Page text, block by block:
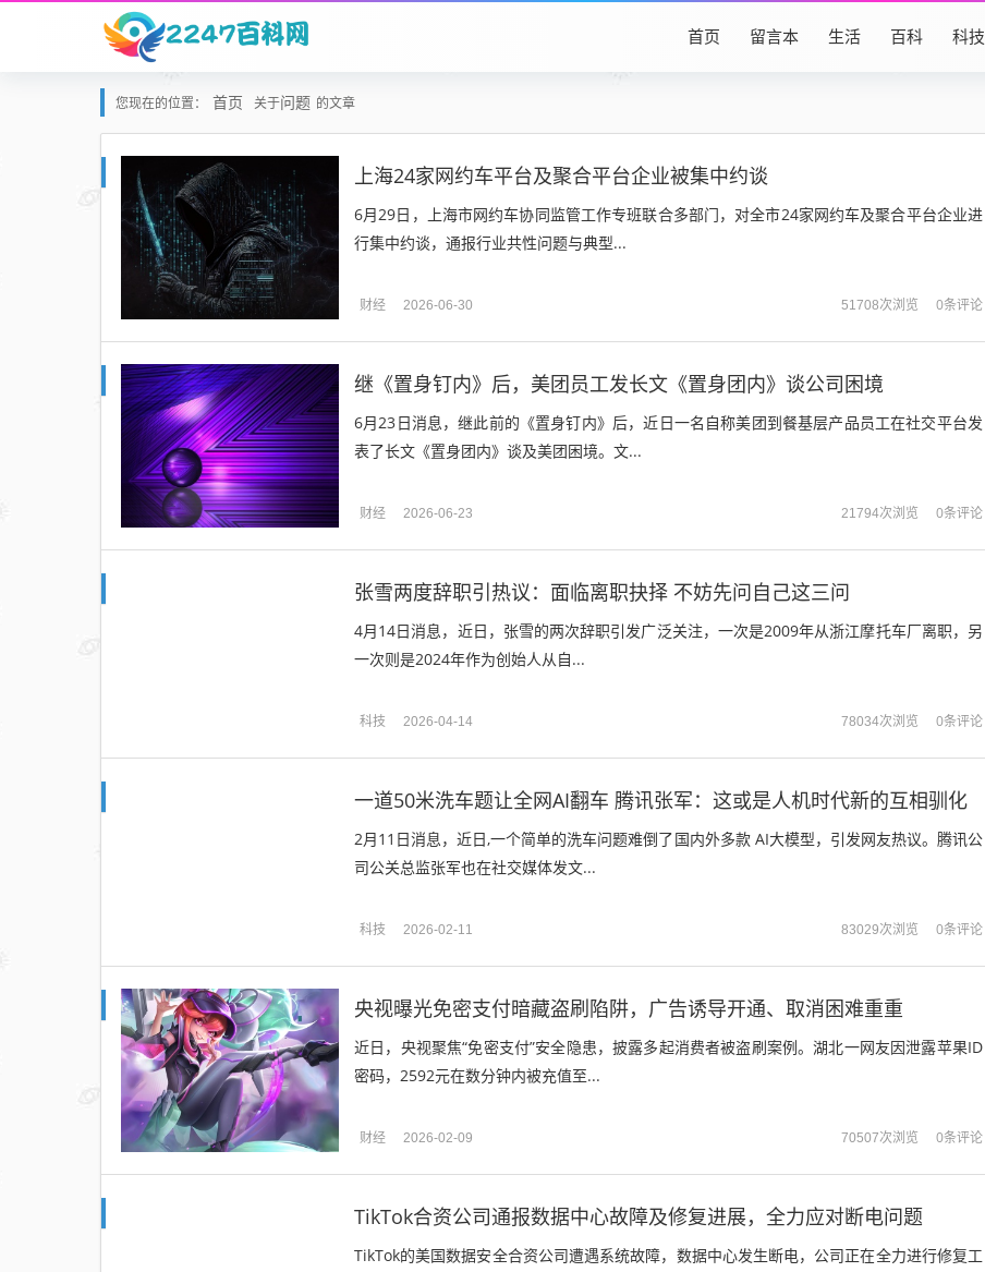
首页 留言本 生活 百科 科技
您现在的位置： 首页 关于问题 的文章
上海24家网约车平台及聚合平台企业被集中约谈
6月29日，上海市网约车协同监管工作专班联合多部门，对全市24家网约车及聚合平台企业进
行集中约谈，通报行业共性问题与典型...
财经 2026-06-30 51708次浏览 0条评论
继《置身钉内》后，美团员工发长文《置身团内》谈公司困境
6月23日消息，继此前的《置身钉内》后，近日一名自称美团到餐基层产品员工在社交平台发
表了长文《置身团内》谈及美团困境。文...
财经 2026-06-23 21794次浏览 0条评论
张雪两度辞职引热议：面临离职抉择 不妨先问自己这三问
4月14日消息，近日，张雪的两次辞职引发广泛关注，一次是2009年从浙江摩托车厂离职，另
一次则是2024年作为创始人从自...
科技 2026-04-14 78034次浏览 0条评论
一道50米洗车题让全网AI翻车 腾讯张军：这或是人机时代新的互相驯化
2月11日消息，近日,一个简单的洗车问题难倒了国内外多款 AI大模型，引发网友热议。腾讯公
司公关总监张军也在社交媒体发文...
科技 2026-02-11 83029次浏览 0条评论
央视曝光免密支付暗藏盗刷陷阱，广告诱导开通、取消困难重重
近日，央视聚焦“免密支付”安全隐患，披露多起消费者被盗刷案例。湖北一网友因泄露苹果ID
密码，2592元在数分钟内被充值至...
财经 2026-02-09 70507次浏览 0条评论
TikTok合资公司通报数据中心故障及修复进展，全力应对断电问题
TikTok的美国数据安全合资公司遭遇系统故障，数据中心发生断电，公司正在全力进行修复工